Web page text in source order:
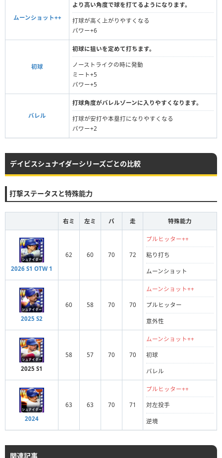
ムーンショット++
より高い角度で球を打てるようになります。
打球が高く上がりやすくなる
パワー+6
初球
初球に狙いを定めて打ちます。
ノーストライクの時に発動
ミート+5
パワー+5
バレル
打球角度がバレルゾーンに入りやすくなります。
打球が安打や本塁打になりやすくなる
パワー+2
デイビスシュナイダーシリーズごとの比較
打撃ステータスと特殊能力
右ミ 左ミ パ 走 特殊能力
2026 S1 OTW 1
62 60 70 72
プルヒッター++
粘り打ち
ムーンショット
2025 S2
60 58 70 70
ムーンショット++
プルヒッター
意外性
2025 S1
58 57 70 70
ムーンショット++
初球
バレル
2024
63 63 70 71
プルヒッター++
対左投手
逆境
関連記事